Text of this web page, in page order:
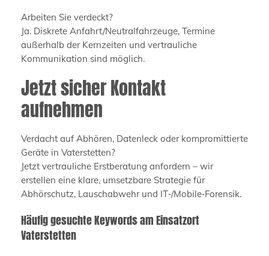
Arbeiten Sie verdeckt?
Ja. Diskrete Anfahrt/Neutralfahrzeuge, Termine
außerhalb der Kernzeiten und vertrauliche
Kommunikation sind möglich.
Jetzt sicher Kontakt
aufnehmen
Verdacht auf Abhören, Datenleck oder kompromittierte
Geräte in Vaterstetten?
Jetzt vertrauliche Erstberatung anfordern – wir
erstellen eine klare, umsetzbare Strategie für
Abhörschutz, Lauschabwehr und IT‑/Mobile‑Forensik.
Häufig gesuchte Keywords am Einsatzort
Vaterstetten